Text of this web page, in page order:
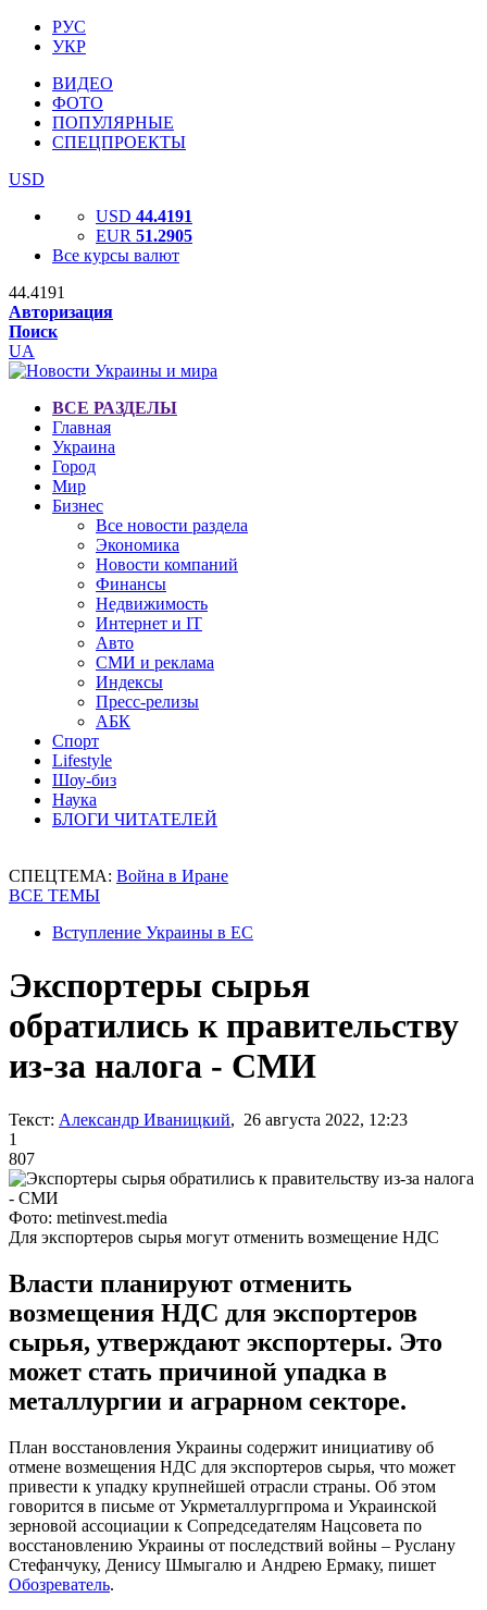
РУС
УКР
ВИДЕО
ФОТО
ПОПУЛЯРНЫЕ
СПЕЦПРОЕКТЫ
USD
USD 44.4191
EUR 51.2905
Все курсы валют
44.4191
Авторизация
Поиск
UA
ВСЕ РАЗДЕЛЫ
Главная
Украина
Город
Мир
Бизнес
Все новости раздела
Экономика
Новости компаний
Финансы
Недвижимость
Интернет и IT
Авто
СМИ и реклама
Индексы
Пресс-релизы
АБК
Спорт
Lifestyle
Шоу-биз
Наука
БЛОГИ ЧИТАТЕЛЕЙ
СПЕЦТЕМА: Война в Иране
ВСЕ ТЕМЫ
Вступление Украины в ЕС
Экспортеры сырья
обратились к правительству
из-за налога - СМИ
Текст: Александр Иваницкий, 26 августа 2022, 12:23
1
807
Фото: metinvest.media
Для экспортеров сырья могут отменить возмещение НДС
Власти планируют отменить
возмещения НДС для экспортеров
сырья, утверждают экспортеры. Это
может стать причиной упадка в
металлургии и аграрном секторе.
План восстановления Украины содержит инициативу об
отмене возмещения НДС для экспортеров сырья, что может
привести к упадку крупнейшей отрасли страны. Об этом
говорится в письме от Укрметаллургпрома и Украинской
зерновой ассоциации к Сопредседателям Нацсовета по
восстановлению Украины от последствий войны – Руслану
Стефанчуку, Денису Шмыгалю и Андрею Ермаку, пишет
Обозреватель.